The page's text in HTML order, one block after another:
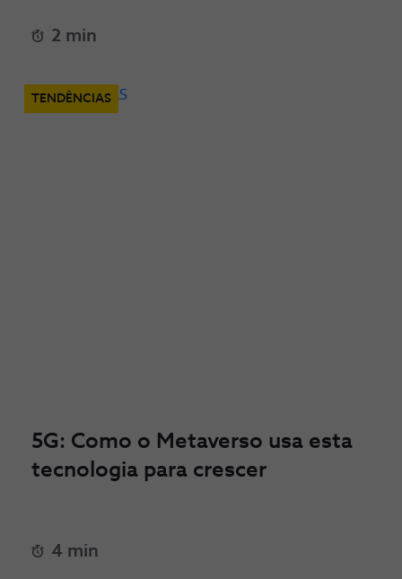
2 min
TENDÊNCIAS
5G: Como o Metaverso usa esta
tecnologia para crescer
4 min